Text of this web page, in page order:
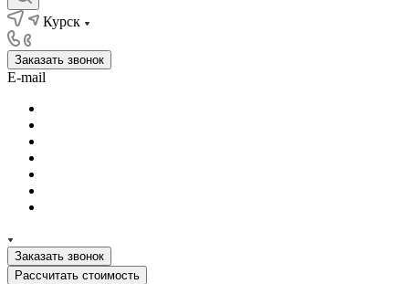
Курск
Заказать звонок
E-mail
Заказать звонок
Рассчитать стоимость